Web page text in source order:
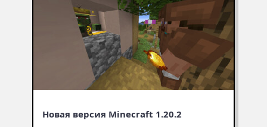
Новая версия Minecraft 1.20.2